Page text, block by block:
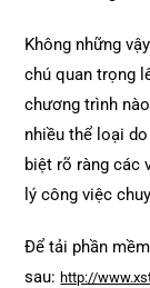
Không những
chú quan trọng
chương trình
nhiều thể loại
biệt rõ ràng các
lý công việc
Để tải phần
sau:http://